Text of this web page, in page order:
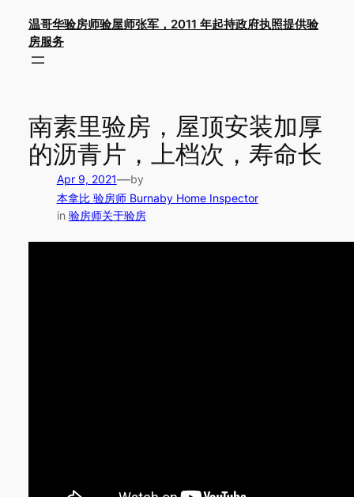
content
温哥华验房师验屋师张军，2011 年起持政府执照提供验
房服务
南素里验房，屋顶安装加厚
的沥青片，上档次，寿命长
Apr 9, 2021—by
本拿比 验房师 Burnaby Home Inspector
in 验房师关于验房